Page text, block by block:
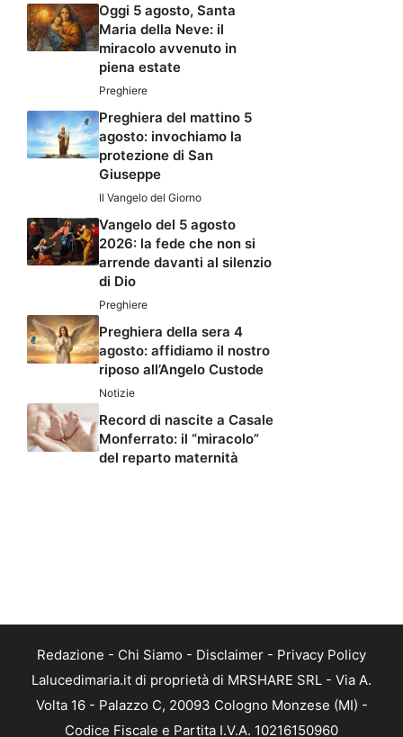
Oggi 5 agosto, Santa
Maria della Neve: il
miracolo avvenuto in
piena estate
Preghiere
Preghiera del mattino 5
agosto: invochiamo la
protezione di San
Giuseppe
Il Vangelo del Giorno
Vangelo del 5 agosto
2026: la fede che non si
arrende davanti al silenzio
di Dio
Preghiere
Preghiera della sera 4
agosto: affidiamo il nostro
riposo all’Angelo Custode
Notizie
Record di nascite a Casale
Monferrato: il “miracolo”
del reparto maternità
Redazione - Chi Siamo - Disclaimer - Privacy Policy
Lalucedimaria.it di proprietà di MRSHARE SRL - Via A.
Volta 16 - Palazzo C, 20093 Cologno Monzese (MI) -
Codice Fiscale e Partita I.V.A. 10216150960